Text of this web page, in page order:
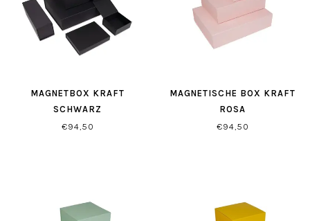
MAGNETBOX KRAFT
SCHWARZ
€94,50
MAGNETISCHE BOX KRAFT
ROSA
€94,50